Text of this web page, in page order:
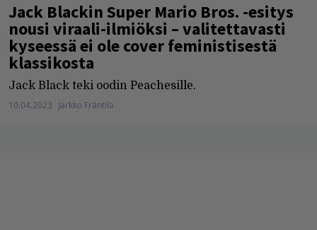
Jack Blackin Super Mario Bros. -esitys
nousi viraali-ilmiöksi – valitettavasti
kyseessä ei ole cover feministisestä
klassikosta
Jack Black teki oodin Peachesille.
10.04.2023 Jarkko Fräntilä